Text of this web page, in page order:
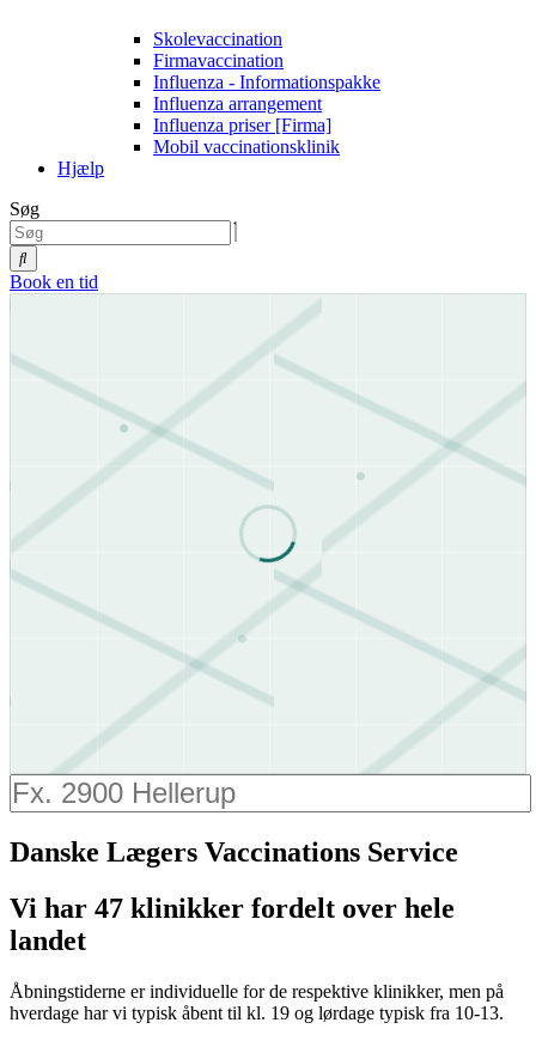
Skolevaccination
Firmavaccination
Influenza - Informationspakke
Influenza arrangement
Influenza priser [Firma]
Mobil vaccinationsklinik
Hjælp
Søg
Book en tid
Danske Lægers Vaccinations Service
Vi har 47 klinikker fordelt over hele
landet
Åbningstiderne er individuelle for de respektive klinikker, men på
hverdage har vi typisk åbent til kl. 19 og lørdage typisk fra 10-13.